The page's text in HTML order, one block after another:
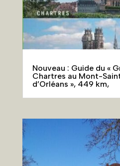
Nouveau : Guide du «
Chartres au Mont-
d’Orléans », 449 km,